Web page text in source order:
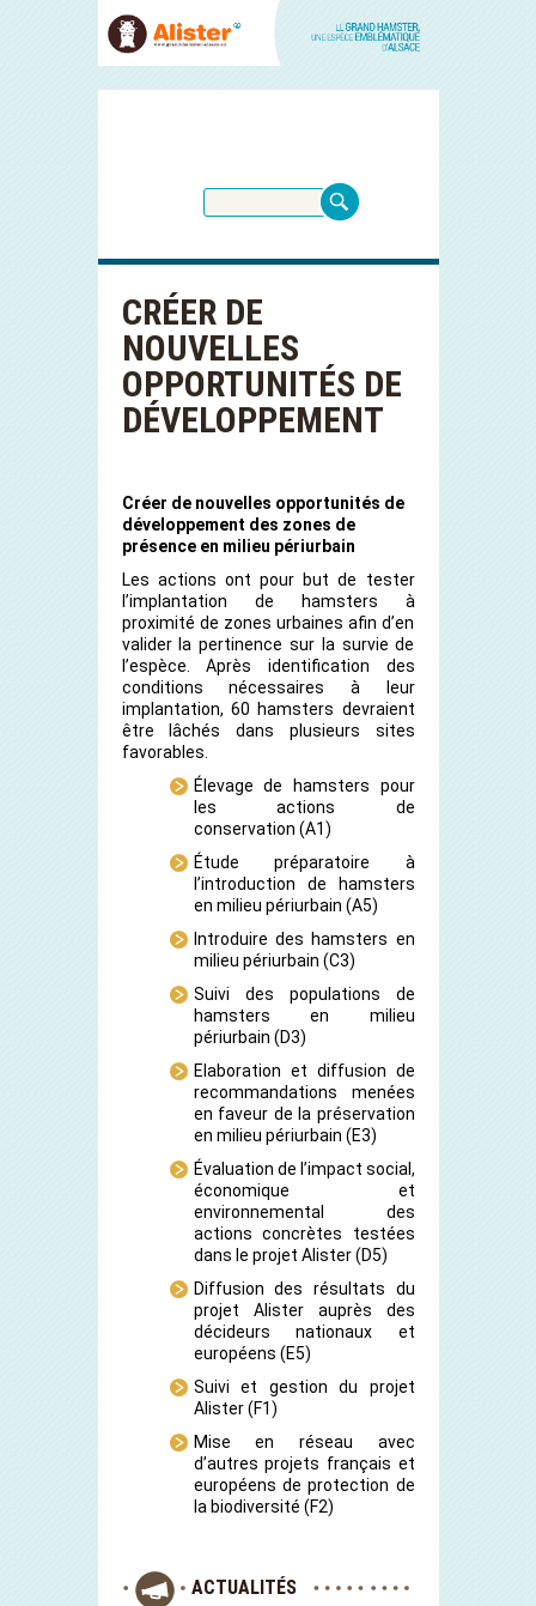
CRÉER DE
NOUVELLES
OPPORTUNITÉS DE
DÉVELOPPEMENT
Créer de nouvelles opportunités de
développement des zones de
présence en milieu périurbain
Les actions ont pour but de tester
l’implantation de hamsters à
proximité de zones urbaines afin d’en
valider la pertinence sur la survie de
l’espèce. Après identification des
conditions nécessaires à leur
implantation, 60 hamsters devraient
être lâchés dans plusieurs sites
favorables.
Élevage de hamsters pour
les actions de
conservation (A1)
Étude préparatoire à
l’introduction de hamsters
en milieu périurbain (A5)
Introduire des hamsters en
milieu périurbain (C3)
Suivi des populations de
hamsters en milieu
périurbain (D3)
Elaboration et diffusion de
recommandations menées
en faveur de la préservation
en milieu périurbain (E3)
Évaluation de l’impact social,
économique et
environnemental des
actions concrètes testées
dans le projet Alister(D5)
Diffusion des résultats du
projet Alister auprès des
décideurs nationaux et
européens (E5)
Suivi et gestion du projet
Alister(F1)
Mise en réseau avec
d’autres projets français et
européens de protection de
la biodiversité (F2)
ACTUALITÉS